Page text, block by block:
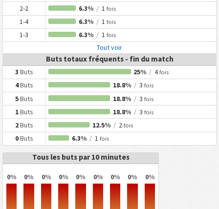
2-2 6.3% /1 fois
1-4 6.3% /1 fois
1-3 6.3% /1 fois
Tout voir
Buts totaux fréquents - fin du match
3 Buts 25% / 4fois
4Buts 18.8% /3 fois
5Buts 18.8% /3 fois
1Buts 18.8% /3 fois
2Buts 12.5% /2 fois
0Buts 6.3% /1 fois
Tous les buts par 10 minutes
0% 0% 0% 0% 0% 0% 0% 0% 0%